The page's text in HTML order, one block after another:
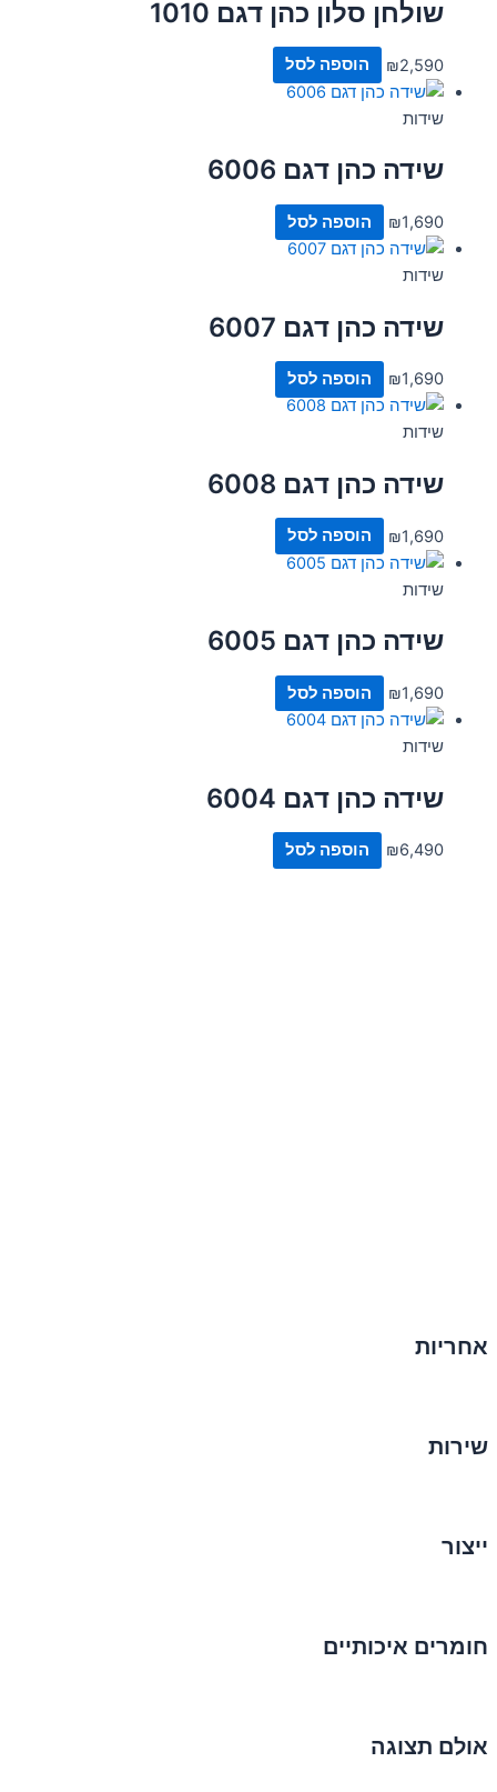
שולחן סלון כהן דגם 1010
₪2,590 הוספה לסל
שידות
שידה כהן דגם 6006
₪1,690 הוספה לסל
שידות
שידה כהן דגם 6007
₪1,690 הוספה לסל
שידות
שידה כהן דגם 6008
₪1,690 הוספה לסל
שידות
שידה כהן דגם 6005
₪1,690 הוספה לסל
שידות
שידה כהן דגם 6004
₪6,490 הוספה לסל
אחריות
שירות
ייצור
חומרים איכותיים
אולם תצוגה